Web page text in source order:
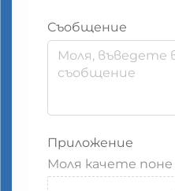
Съобщение
Приложение
Моля качете